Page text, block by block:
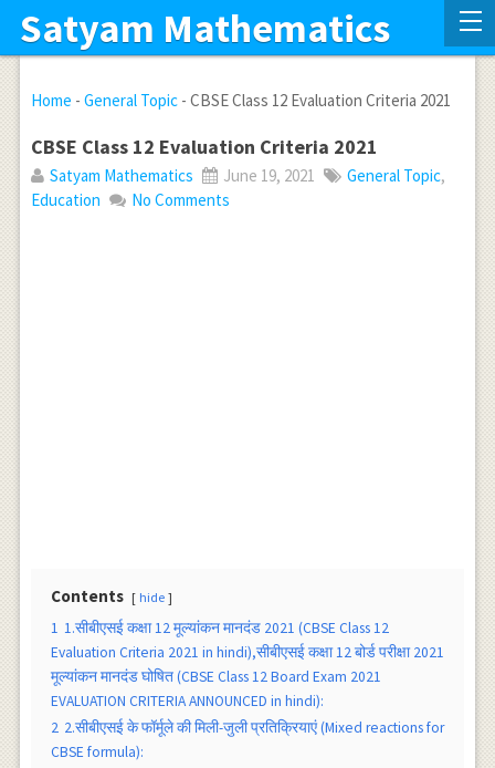
Satyam Mathematics
Home - General Topic- CBSE Class 12 Evaluation Criteria 2021
CBSE Class 12 Evaluation Criteria 2021
Satyam Mathematics June 19, 2021 General Topic,
Education
No Comments
Contents hide
1 1.सीबीएसई कक्षा 12 मूल्यांकन मानदंड 2021 (CBSE Class 12
Evaluation Criteria 2021 in hindi),सीबीएसई कक्षा 12 बोर्ड परीक्षा 2021
मूल्यांकन मानदंड घोषित (CBSE Class 12 Board Exam 2021
EVALUATION CRITERIA ANNOUNCED in hindi):
2 2.सीबीएसई के फाॅर्मूले की मिली-जुली प्रतिक्रियाएं (Mixed reactions for
CBSE formula):